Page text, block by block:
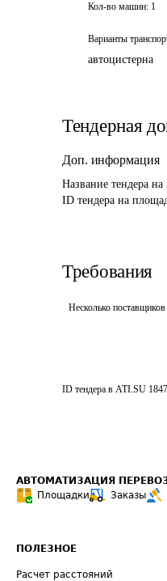
Кол-во машин: 1
Варианты
автоцистерна
Тендерная
Доп. информация
Название тендера
ID тендера на
Требования
Несколько поставщиков
ID тендера в ATI.SU
АВТОМАТИЗАЦИЯ
Площадки
Заказы
ПОЛЕЗНОЕ
Расчет расстояний